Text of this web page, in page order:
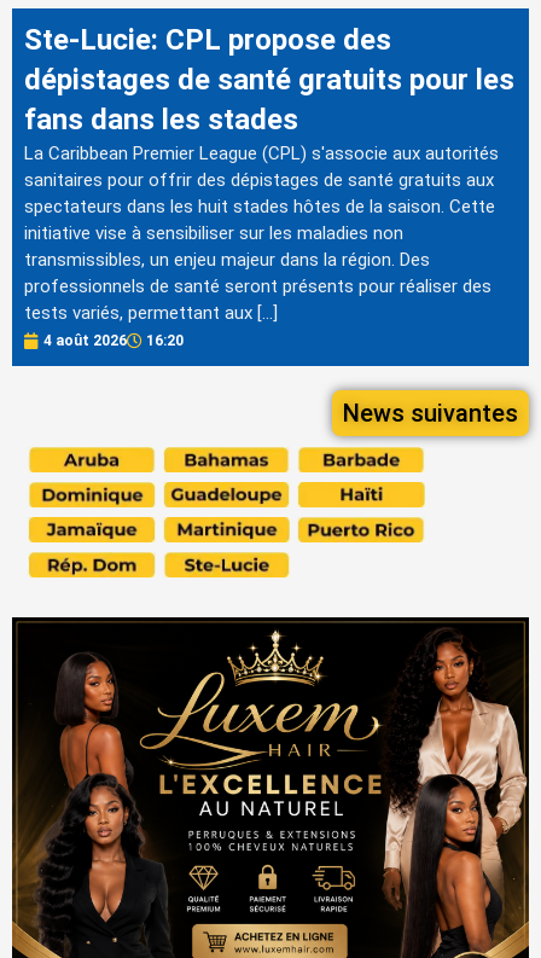
Ste-Lucie: CPL propose des
dépistages de santé gratuits pour les
fans dans les stades
La Caribbean Premier League (CPL) s'associe aux autorités
sanitaires pour offrir des dépistages de santé gratuits aux
spectateurs dans les huit stades hôtes de la saison. Cette
initiative vise à sensibiliser sur les maladies non
transmissibles, un enjeu majeur dans la région. Des
professionnels de santé seront présents pour réaliser des
tests variés, permettant aux […]
4 août 2026 16:20
News suivantes